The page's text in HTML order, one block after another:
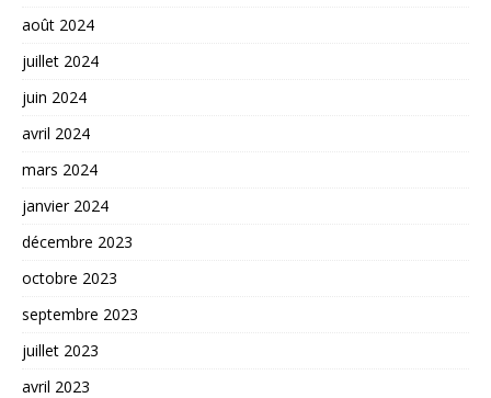
août 2024
juillet 2024
juin 2024
avril 2024
mars 2024
janvier 2024
décembre 2023
octobre 2023
septembre 2023
juillet 2023
avril 2023